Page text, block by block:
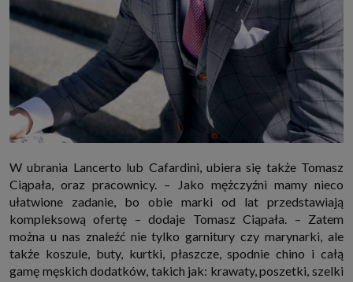
W ubrania Lancerto lub Cafardini, ubiera się także Tomasz
Ciąpała, oraz pracownicy. – Jako mężczyźni mamy nieco
ułatwione zadanie, bo obie marki od lat przedstawiają
kompleksową ofertę – dodaje Tomasz Ciąpała. – Zatem
można u nas znaleźć nie tylko garnitury czy marynarki, ale
także koszule, buty, kurtki, płaszcze, spodnie chino i całą
gamę męskich dodatków, takich jak: krawaty, poszetki, szelki